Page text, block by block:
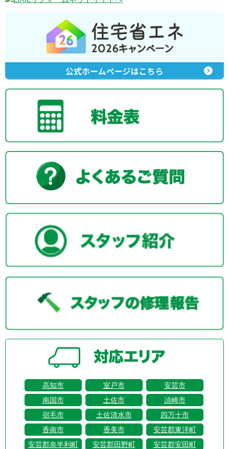
高知市 室戸市
安芸市
南国市
土佐市
須崎市
宿毛市
土佐清水市
四万十市
香南市
香美市
安芸郡東洋町
安芸郡奈半利町
安芸郡田野町
安芸郡安田町